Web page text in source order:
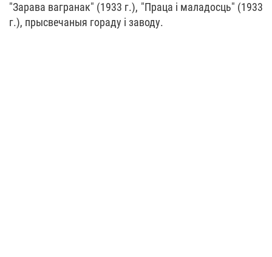
"Зарава вагранак" (1933 г.), "Праца і маладосць" (1933
г.), прысвечаныя гораду і заводу.